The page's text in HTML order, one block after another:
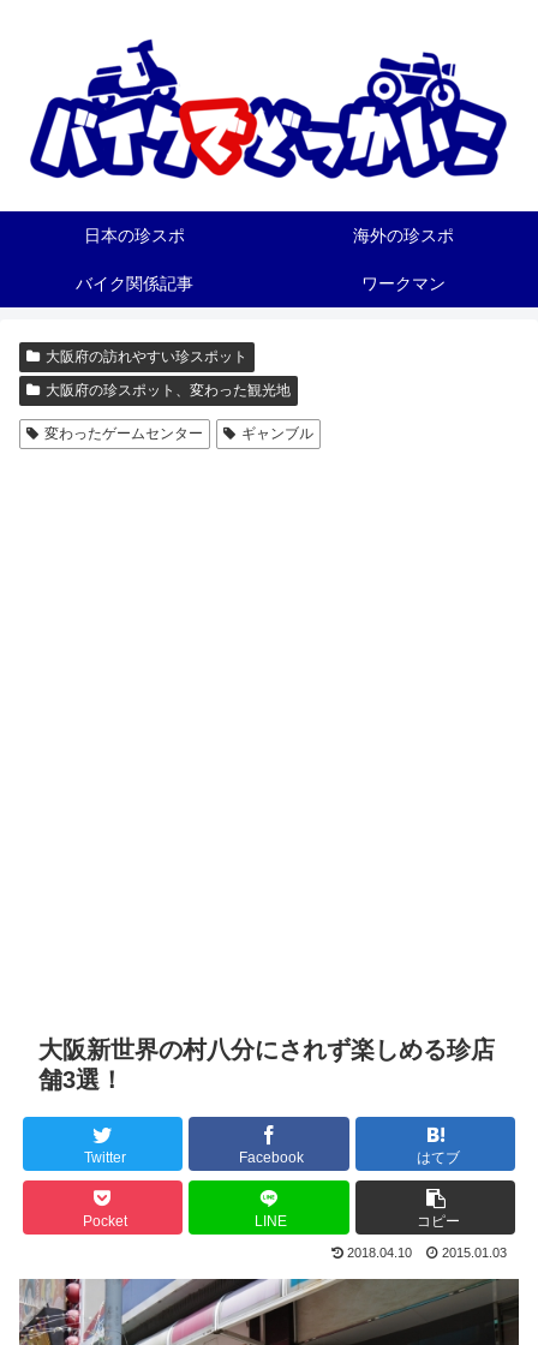
日本の珍スポ 海外の珍スポ
バイク関係記事 ワークマン
大阪府の訪れやすい珍スポット
大阪府の珍スポット、変わった観光地
変わったゲームセンター ギャンブル
大阪新世界の村八分にされず楽しめる珍店
舗3選！
Twitter Facebook はてブ
Pocket LINE コピー
2018.04.10 2015.01.03